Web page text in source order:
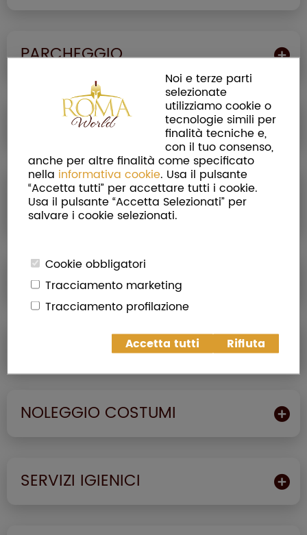
Noi e terze parti
selezionate
utilizziamo cookie o
tecnologie simili per
finalità tecniche e,
con il tuo consenso,
anche per altre finalità come specificato
nella informativa cookie. Usa il pulsante
“Accetta tutti” per accettare tutti i cookie.
Usa il pulsante “Accetta Selezionati” per
salvare i cookie selezionati.
Cookie obbligatori
Tracciamento marketing
Tracciamento profilazione
Accetta tutti Rifiuta
PARCHEGGIO
SERVIZIO NAVETTA
COSA SUCCEDE QUANDO
PIOVE?
SERVIZIO ACCOGLIENZA
FUMO E TABACCHI
NOLEGGIO COSTUMI
SERVIZI IGIENICI